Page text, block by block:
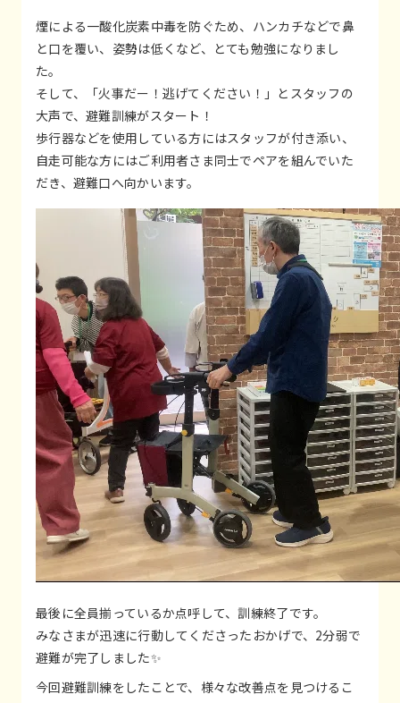
煙による一酸化炭素中毒を防ぐため、ハンカチなどで鼻
と口を覆い、姿勢は低くなど、とても勉強になりまし
た。
そして、「火事だー！逃げてください！」とスタッフの
大声で、避難訓練がスタート！
歩行器などを使用している方にはスタッフが付き添い、
自走可能な方にはご利用者さま同士でペアを組んでいた
だき、避難口へ向かいます。
最後に全員揃っているか点呼して、訓練終了です。
みなさまが迅速に行動してくださったおかげで、2分弱で
避難が完了しました✨
今回避難訓練をしたことで、様々な改善点を見つけるこ